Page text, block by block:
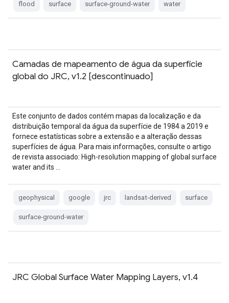
flood surface surface-ground-water water
Camadas de mapeamento de água da superfície
global do JRC, v1.2 [descontinuado]
Este conjunto de dados contém mapas da localização e da
distribuição temporal da água da superfície de 1984 a 2019 e
fornece estatísticas sobre a extensão e a alteração dessas
superfícies de água. Para mais informações, consulte o artigo
de revista associado: High-resolution mapping of global surface
water and its …
geophysical google jrc landsat-derived surface
surface-ground-water
JRC Global Surface Water Mapping Layers, v1.4